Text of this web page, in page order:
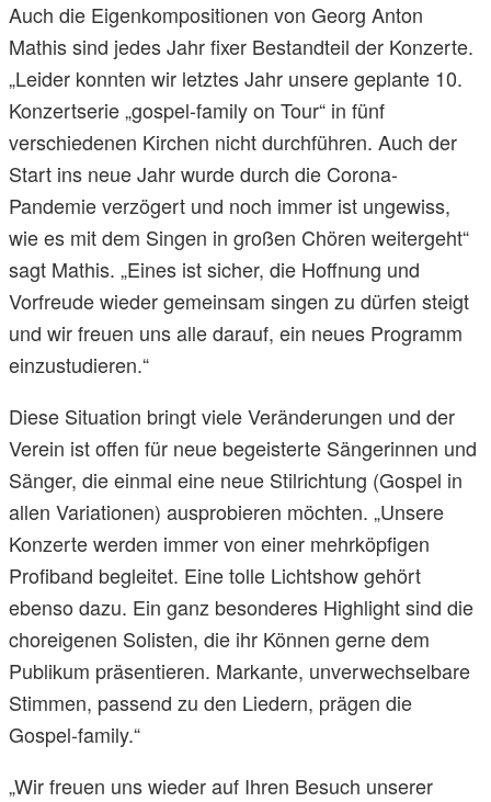
Auch die Eigenkompositionen von Georg Anton
Mathis sind jedes Jahr fixer Bestandteil der Konzerte.
„Leider konnten wir letztes Jahr unsere geplante 10.
Konzertserie „gospel-family on Tour“ in fünf
verschiedenen Kirchen nicht durchführen. Auch der
Start ins neue Jahr wurde durch die Corona-
Pandemie verzögert und noch immer ist ungewiss,
wie es mit dem Singen in großen Chören weitergeht“
sagt Mathis. „Eines ist sicher, die Hoffnung und
Vorfreude wieder gemeinsam singen zu dürfen steigt
und wir freuen uns alle darauf, ein neues Programm
einzustudieren.“
Diese Situation bringt viele Veränderungen und der
Verein ist offen für neue begeisterte Sängerinnen und
Sänger, die einmal eine neue Stilrichtung (Gospel in
allen Variationen) ausprobieren möchten. „Unsere
Konzerte werden immer von einer mehrköpfigen
Profiband begleitet. Eine tolle Lichtshow gehört
ebenso dazu. Ein ganz besonderes Highlight sind die
choreigenen Solisten, die ihr Können gerne dem
Publikum präsentieren. Markante, unverwechselbare
Stimmen, passend zu den Liedern, prägen die
Gospel-family.“
„Wir freuen uns wieder auf Ihren Besuch unserer